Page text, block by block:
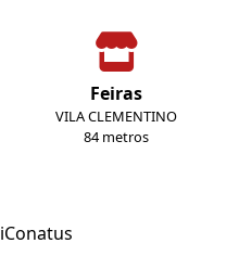
Feiras
VILA CLEMENTINO
84 metros
iConatus